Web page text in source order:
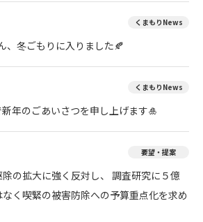
くまもりNews
、冬ごもりに入りました🍂
くまもりNews
年のごあいさつを申し上げます🎍
要望・提案
の拡大に強く反対し、 調査研究に５億
く喫緊の被害防除への予算重点化を求め